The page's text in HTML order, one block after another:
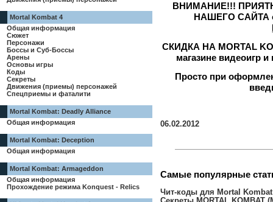
Mortal Kombat 4
Общая информация
Сюжет
Персонажи
Боссы и Суб-Боссы
Арены
Основы игры
Коды
Секреты
Движения (приемы) персонажей
Спецприемы и фаталити
Mortal Kombat: Deadly Alliance
Общая информация
Mortal Kombat: Deception
Общая информация
Mortal Kombat: Armageddon
Общая информация
Прохождение режима Konquest - Relics
ВНИМАНИЕ!!!
НАШЕГО САЙТА
СКИДКА НА MORTAL
магазине видеоигр
Просто при
06.02.2012
Самые популярные
Чит-коды для Mortal